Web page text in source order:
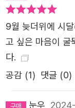
9월 늦더위에 시
고 싶은 마음이 굴
다.
공감 (1) 댓글 (0)
눈우